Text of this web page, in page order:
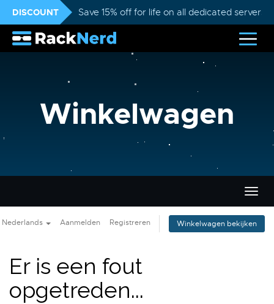
DISCOUNT Save 15% off for life on all dedicated servers
Winkelwagen
in-/
Nederlands Aanmelden Registreren Winkelwagen bekijken
Er is een fout
opgetreden...